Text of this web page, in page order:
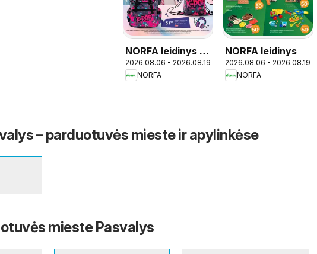
NORFA leidinys -
Mokykla
2026.08.06 - 2026.08.19
NORFA
NORFA leidinys
2026.08.06 - 2026.08.19
NORFA
– parduotuvės mieste ir apylinkėse
mieste Pasvalys